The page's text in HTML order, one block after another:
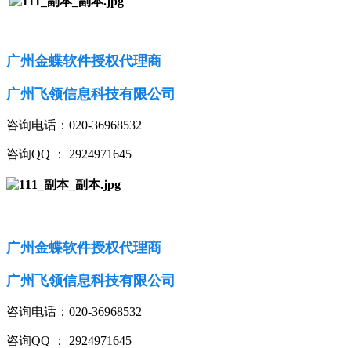
广州金蝶软件授权代理商
广州飞领信息科技有限公司
咨询电话：020-36968532
咨询QQ ： 2924971645
广州金蝶软件授权代理商
广州飞领信息科技有限公司
咨询电话：020-36968532
咨询QQ ： 2924971645